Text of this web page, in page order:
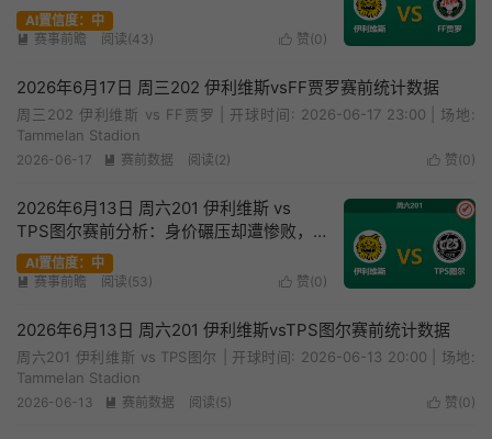
主队能否打穿指数？
AI置信度：中
 赞(0)
 赛事前瞻 阅读(43)
2026年6月17日 周三202 伊利维斯vsFF贾罗赛前统计数据
周三202 伊利维斯 vs FF贾罗 | 开球时间: 2026-06-17 23:00 | 场地:
Tammelan Stadion
 赞(0)
2026-06-17  赛前数据 阅读(2)
✔
2026年6月13日 周六201 伊利维斯 vs
TPS图尔赛前分析：身价碾压却遭惨败，
主队让步是否暗藏杀机？
AI置信度：中
 赞(0)
 赛事前瞻 阅读(53)
2026年6月13日 周六201 伊利维斯vsTPS图尔赛前统计数据
周六201 伊利维斯 vs TPS图尔 | 开球时间: 2026-06-13 20:00 | 场地:
Tammelan Stadion
 赞(0)
2026-06-13  赛前数据 阅读(5)